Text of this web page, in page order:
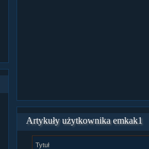
Artykuły użytkownika emkak1
Tytuł